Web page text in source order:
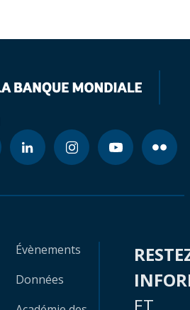
Évènements
Données